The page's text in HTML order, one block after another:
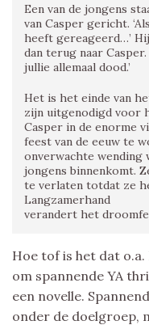
Een van de jongens
van Casper gericht.
heeft gereageerd…’
dan terug naar
jullie allemaal dood.’
Het is het einde van
zijn uitgenodigd voor
Casper in de enorme
feest van de eeuw te
onverwachte wending
jongens binnenkomt.
te verlaten totdat ze
Langzamerhand
verandert het
Hoe tof is het dat
om spannende YA
een novelle.
onder de doelgroep,